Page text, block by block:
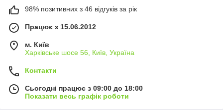
98% позитивних з 46 відгуків за рік
Працює з 15.06.2012
м. Київ
Харківське шосе 56, Київ, Україна
Контакти
Сьогодні працює з 09:00 до 18:00
Показати весь графік роботи